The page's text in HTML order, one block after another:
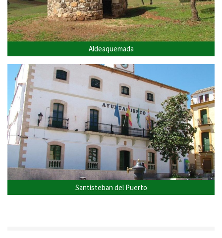
Aldeaquemada
Santisteban del Puerto